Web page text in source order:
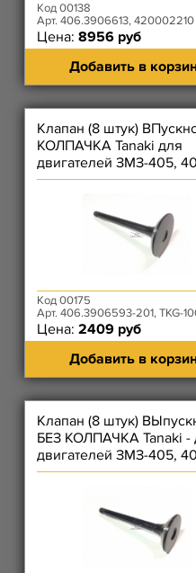
Код 00138
Арт. 406.3906613, 420002210
Цена: 8956 руб
Добавить в
Клапан (8 штук)
КОЛПАЧКА Tanaki для
двигателей ЗМЗ-405,
409
Код 00175
Арт. 406.3906593-201, TKG-
Цена: 2409 руб
Добавить в
Клапан (8 штук)
БЕЗ КОЛПАЧКА Tanaki -
двигателей ЗМЗ-405,
409